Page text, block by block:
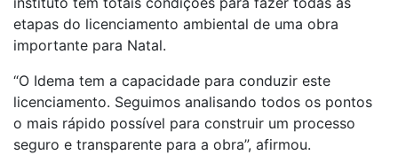
etapas do licenciamento ambiental de uma obra
importante para Natal.
“O Idema tem a capacidade para conduzir este
licenciamento. Seguimos analisando todos os pontos
o mais rápido possível para construir um processo
seguro e transparente para a obra”, afirmou.